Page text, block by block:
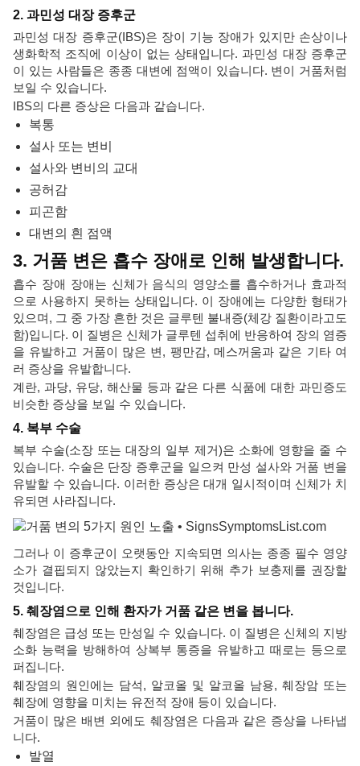
2. 과민성 대장 증후군
과민성 대장 증후군(IBS)은 장이 기능 장애가 있지만 손상이나
생화학적 조직에 이상이 없는 상태입니다. 과민성 대장 증후군
이 있는 사람들은 종종 대변에 점액이 있습니다. 변이 거품처럼
보일 수 있습니다.
IBS의 다른 증상은 다음과 같습니다.
복통
설사 또는 변비
설사와 변비의 교대
공허감
피곤함
대변의 흰 점액
3. 거품 변은 흡수 장애로 인해 발생합니다.
흡수 장애 장애는 신체가 음식의 영양소를 흡수하거나 효과적
으로 사용하지 못하는 상태입니다. 이 장애에는 다양한 형태가
있으며, 그 중 가장 흔한 것은 글루텐 불내증(체강 질환이라고도
함)입니다. 이 질병은 신체가 글루텐 섭취에 반응하여 장의 염증
을 유발하고 거품이 많은 변, 팽만감, 메스꺼움과 같은 기타 여
러 증상을 유발합니다.
계란, 과당, 유당, 해산물 등과 같은 다른 식품에 대한 과민증도
비슷한 증상을 보일 수 있습니다.
4. 복부 수술
복부 수술(소장 또는 대장의 일부 제거)은 소화에 영향을 줄 수
있습니다. 수술은 단장 증후군을 일으켜 만성 설사와 거품 변을
유발할 수 있습니다. 이러한 증상은 대개 일시적이며 신체가 치
유되면 사라집니다.
그러나 이 증후군이 오랫동안 지속되면 의사는 종종 필수 영양
소가 결핍되지 않았는지 확인하기 위해 추가 보충제를 권장할
것입니다.
5. 췌장염으로 인해 환자가 거품 같은 변을 봅니다.
췌장염은 급성 또는 만성일 수 있습니다. 이 질병은 신체의 지방
소화 능력을 방해하여 상복부 통증을 유발하고 때로는 등으로
퍼집니다.
췌장염의 원인에는 담석, 알코올 및 알코올 남용, 췌장암 또는
췌장에 영향을 미치는 유전적 장애 등이 있습니다.
거품이 많은 배변 외에도 췌장염은 다음과 같은 증상을 나타냅
니다.
발열